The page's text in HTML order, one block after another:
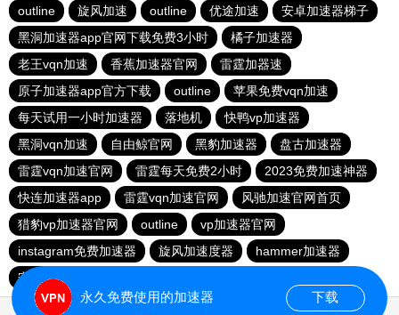
outline
旋风加速 outline 优途加速
安卓加速器梯子
黑洞加速器app官网下载免费3小时
橘子加速器
老王vqn加速
香蕉加速器官网
雷霆加器速
原子加速器app官方下载
outline
苹果免费vqn加速
每天试用一小时加速器
落地机
快鸭vp加速器
黑洞vqn加速
自由鲸官网 黑豹加速器
盘古加速器
雷霆vqn加速官网
雷霆每天免费2小时
2023免费加速神器
快连加速器app
雷霆vqn加速官网
风驰加速官网首页
猎豹vp加速器官网
outline
vp加速器官网
instagram免费加速器
旋风加速度器
hammer加速器
安易加速器永久免费版
永久免费使用的加速器 下载